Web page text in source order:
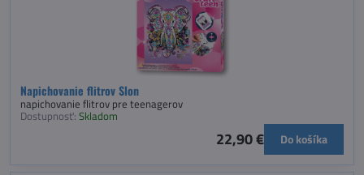
Napichovanie flitrov Slon
napichovanie flitrov pre teenagerov
Dostupnosť: Skladom
22,90 € Do košíka